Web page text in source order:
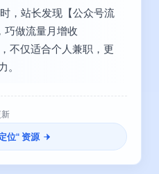
，站长发现【公众号流
巧做流量月增收
不仅适合个人兼职，更
。
位" 资源